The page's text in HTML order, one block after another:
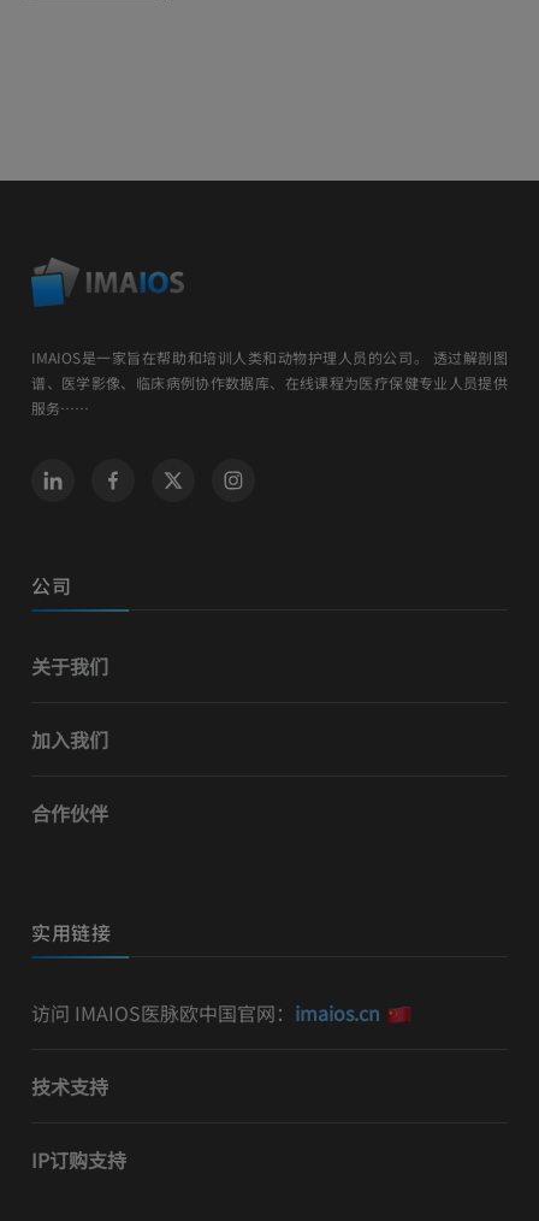
IMAIOS是一家旨在帮助和培训人类和动物护理人员的公司。 透过解剖图
谱、医学影像、临床病例协作数据库、在线课程为医疗保健专业人员提供
服务……
公司
关于我们
加入我们
合作伙伴
实用链接
访问 IMAIOS医脉欧中国官网： imaios.cn
技术支持
IP订购支持